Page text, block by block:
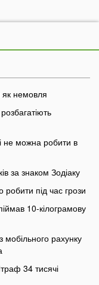
як немовля
не можна робити в
за знаком Зодіаку
робити під час грози
10-кілограмову
мобільного рахунку
34 тисячі